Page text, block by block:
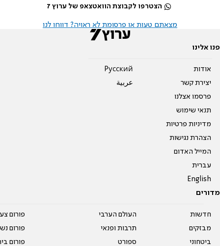
הצטרפו לקבוצת הוואטצאפ של ערוץ 7
מצאתם טעות או פרסומת לא ראויה? דווחו לנו
פנו אלינו
אודות
יצירת קשר
פרסמו אצלנו
תנאי שימוש
מדיניות פרטיות
הצהרת נגישות
המייל האדום
עברית
English
Pусский
عربية
מדורים
חדשות
מבזקים
ביטחוני
העולם הערבי
תרבות ופנאי
ספורט
פורום
פורום
פורום